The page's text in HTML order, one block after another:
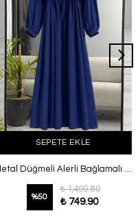
SEPETE EKLE
Metal Düğmeli Alerli Bağlamalı Çilek Elbise İndigo
%50
₺ 1,499.80
₺ 749.90